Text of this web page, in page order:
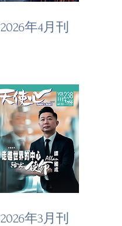
2026年4月刊
2026年3月刊